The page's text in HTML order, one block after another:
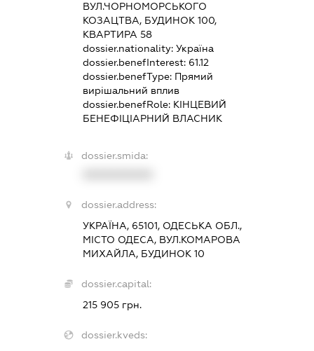
ВУЛ.ЧОРНОМОРСЬКОГО
КОЗАЦТВА, БУДИНОК 100,
КВАРТИРА 58
dossier.nationality:Україна
dossier.benefInterest: 61.12
dossier.benefType: Прямий
вирішальний вплив
dossier.benefRole: КІНЦЕВИЙ
БЕНЕФІЦІАРНИЙ ВЛАСНИК
dossier.smida:
dossier.address:
УКРАЇНА, 65101, ОДЕСЬКА ОБЛ.,
МІСТО ОДЕСА, ВУЛ.КОМАРОВА
МИХАЙЛА, БУДИНОК 10
dossier.capital:
215 905 грн.
dossier.kveds: